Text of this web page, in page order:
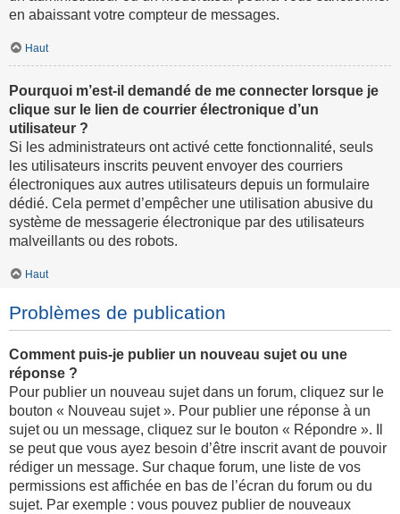
en abaissant votre compteur de messages.
Haut
Pourquoi m’est-il demandé de me connecter lorsque je
clique sur le lien de courrier électronique d’un
utilisateur ?
Si les administrateurs ont activé cette fonctionnalité, seuls
les utilisateurs inscrits peuvent envoyer des courriers
électroniques aux autres utilisateurs depuis un formulaire
dédié. Cela permet d’empêcher une utilisation abusive du
système de messagerie électronique par des utilisateurs
malveillants ou des robots.
Haut
Problèmes de publication
Comment puis-je publier un nouveau sujet ou une
réponse ?
Pour publier un nouveau sujet dans un forum, cliquez sur le
bouton « Nouveau sujet ». Pour publier une réponse à un
sujet ou un message, cliquez sur le bouton « Répondre ». Il
se peut que vous ayez besoin d’être inscrit avant de pouvoir
rédiger un message. Sur chaque forum, une liste de vos
permissions est affichée en bas de l’écran du forum ou du
sujet. Par exemple : vous pouvez publier de nouveaux